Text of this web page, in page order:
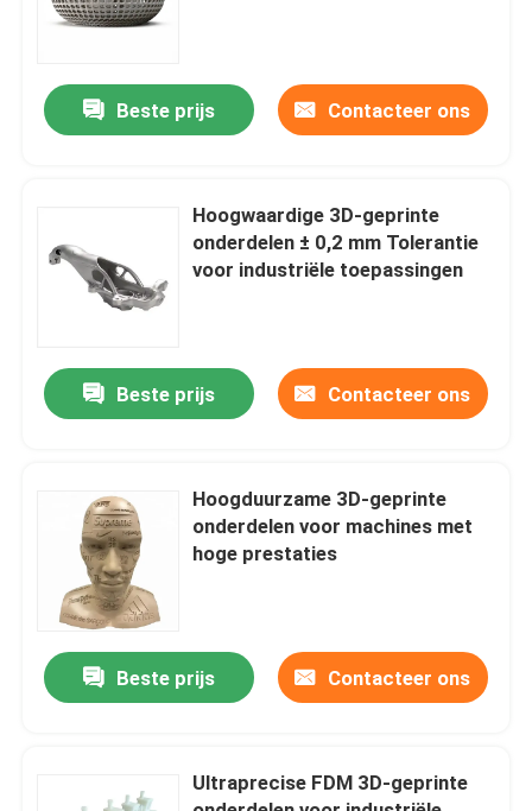
Thuis
Video's
Fabriekstocht
Kwaliteitscontrole
Neem contact met ons op
Nieuws
CNC-freesonderdelen
Beste prijs Contacteer ons
Hoogwaardige 3D-geprinte
onderdelen ± 0,2 mm Tolerantie
voor industriële toepassingen
Beste prijs Contacteer ons
Hoogduurzame 3D-geprinte
onderdelen voor machines met
hoge prestaties
Beste prijs Contacteer ons
Ultraprecise FDM 3D-geprinte